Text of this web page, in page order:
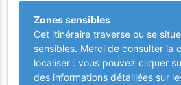
Zones sensibles
Cet itinéraire traverse ou se
sensibles. Merci de consulter la
localiser : vous pouvez cliquer
des informations détaillées sur